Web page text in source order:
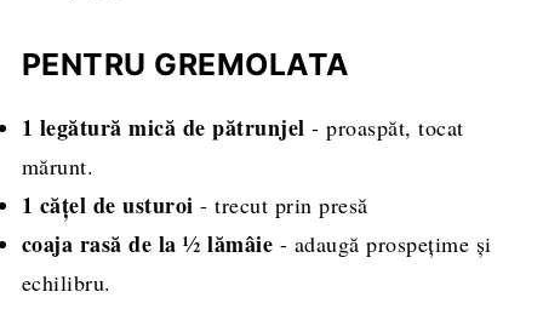
PENTRU GREMOLATA
1 legătură mică de pătrunjel - proaspăt, tocat
mărunt.
1 cățel de usturoi - trecut prin presă
coaja rasă de la ½ lămâie - adaugă prospețime și
echilibru.